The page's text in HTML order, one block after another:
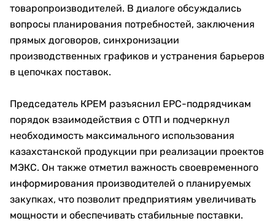
товаропроизводителей. В диалоге обсуждались
вопросы планирования потребностей, заключения
прямых договоров, синхронизации
производственных графиков и устранения барьеров
в цепочках поставок.
Председатель КРЕМ разъяснил EPC-подрядчикам
порядок взаимодействия с ОТП и подчеркнул
необходимость максимального использования
казахстанской продукции при реализации проектов
МЭКС. Он также отметил важность своевременного
информирования производителей о планируемых
закупках, что позволит предприятиям увеличивать
мощности и обеспечивать стабильные поставки.